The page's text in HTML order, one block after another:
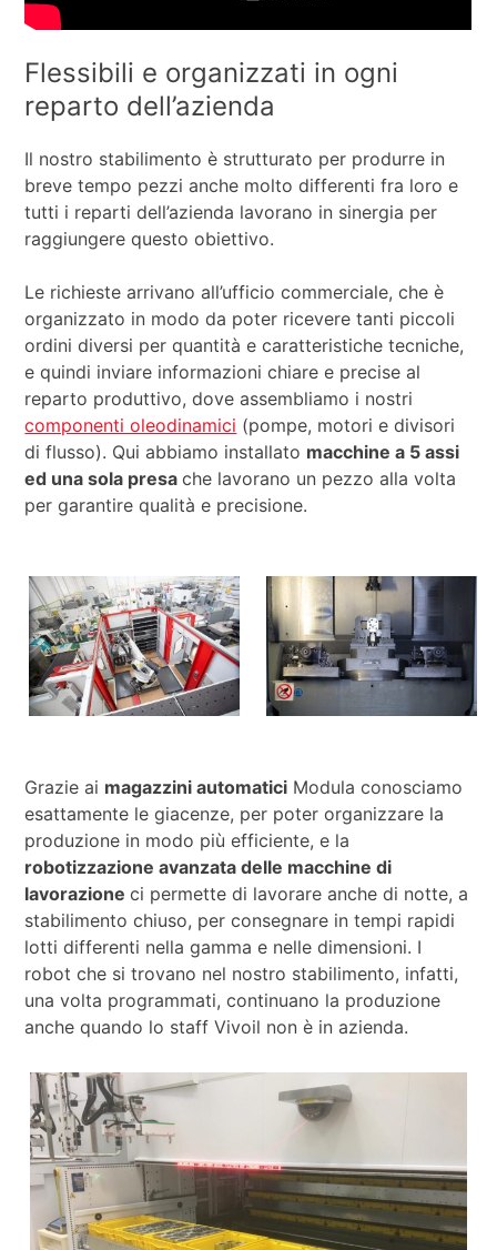
Flessibili e organizzati in ogni
reparto dell’azienda
Il nostro stabilimento è strutturato per produrre in
breve tempo pezzi anche molto differenti fra loro e
tutti i reparti dell’azienda lavorano in sinergia per
raggiungere questo obiettivo.
Le richieste arrivano all’ufficio commerciale, che è
organizzato in modo da poter ricevere tanti piccoli
ordini diversi per quantità e caratteristiche tecniche,
e quindi inviare informazioni chiare e precise al
reparto produttivo, dove assembliamo i nostri
componenti oleodinamici (pompe, motori e divisori
di flusso). Qui abbiamo installato macchine a 5 assi
ed una sola presache lavorano un pezzo alla volta
per garantire qualità e precisione.
Grazie ai magazzini automatici Modula conosciamo
esattamente le giacenze, per poter organizzare la
produzione in modo più efficiente, e la
robotizzazione avanzata delle macchine di
lavorazioneci permette di lavorare anche di notte, a
stabilimento chiuso, per consegnare in tempi rapidi
lotti differenti nella gamma e nelle dimensioni. I
robot che si trovano nel nostro stabilimento, infatti,
una volta programmati, continuano la produzione
anche quando lo staff Vivoil non è in azienda.